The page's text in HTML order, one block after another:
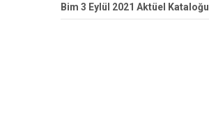
Bim 3 Eylül 2021 Aktüel Kataloğu